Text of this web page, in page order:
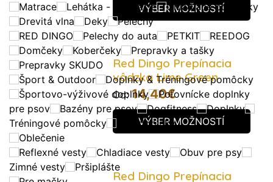
Matrace
Lehátka - skladacie
Chladiace podložky
Drevitá vlna
Deky
Pelechy
RED DINGO
Pelechy do auta PETKIT
REEDOG
Domčeky
Koberčeky
Prepravky a tašky
Prepravky SKUDO
Šport & Outdoor
Doplnky & Tréningové pomôcky
Športovo-výživové doplnky
Poľovnícke doplnky
pre psov
Bazény pre psov Dogfitness
Doplnky
Tréningové pomôcky
Autodoplnky
Oblečenie
Reflexné vesty
Chladiace vesty
Obuv pre psy
Zimné vesty
Pršiplášte
VÝBER MOŽNOSTÍ
Red Dingo Prepínacia
vôdzka Lime Green
Od:14,40€
VÝBER MOŽNOSTÍ
Red Dingo Prepínacia